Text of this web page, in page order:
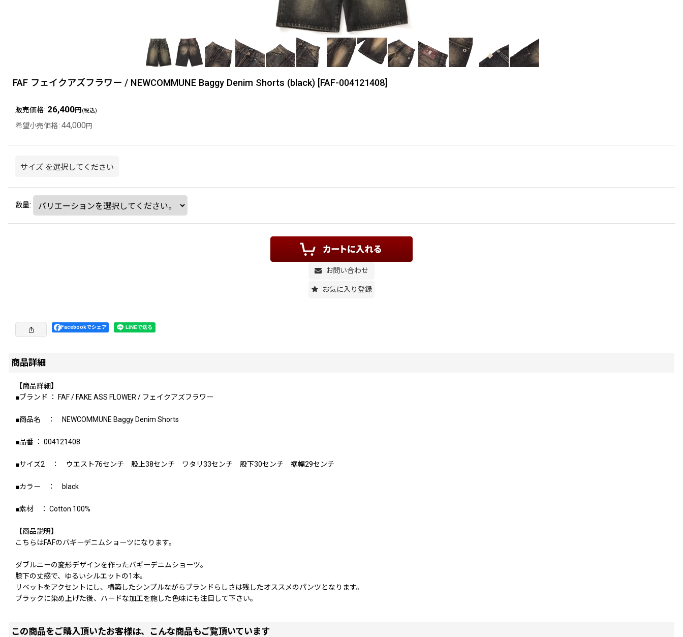
FAF フェイクアズフラワー / NEWCOMMUNE Baggy Denim Shorts (black) [FAF-004121408]
販売価格: 26,400円 (税込)
希望小売価格: 44,000 円
サイズ を選択してください
数量:
お問い合わせ
お気に入り登録
Facebookでシェア
商品詳細
【商品詳細】
■ブランド ： FAF / FAKE ASS FLOWER / フェイクアズフラワー
■商品名 ： NEWCOMMUNE Baggy Denim Shorts
■品番 ： 004121408
■サイズ2 ： ウエスト76センチ 股上38センチ ワタリ33センチ 股下30センチ 裾幅29センチ
■カラー ： black
■素材 ： Cotton 100%
【商品説明】
こちらはFAFのバギーデニムショーツになります。
ダブルニーの変形デザインを作ったバギーデニムショーツ。
膝下の丈感で、ゆるいシルエットの1本。
リベットをアクセントにし、構築したシンプルながらブランドらしさは残したオススメのパンツとなります。
ブラックに染め上げた後、ハードな加工を施した色味にも注目して下さい。
この商品をご購入頂いたお客様は、こんな商品もご覧頂いています